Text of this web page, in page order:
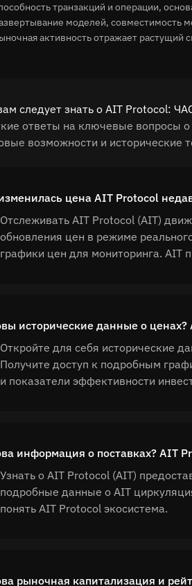
транзакций и операции,
моделей, совместимость
активность отражает растущий
следует знать о AIT Protocol:
ответы на ключевые вопросы
возможности и исторические
цена AIT Protocol
Отслеживать AIT Protocol (AIT)
обновления цен в режиме
графики цен для мониторинга. AIT
исторические данные о ценах?
Откройте для себя исторические
Получите доступ к подробным
и показатели эффективности
информация о поставках? AIT
Узнать о AIT Protocol (AIT)
подробные данные о AIT
понять AIT Protocol экосистема.
рыночная капитализация и